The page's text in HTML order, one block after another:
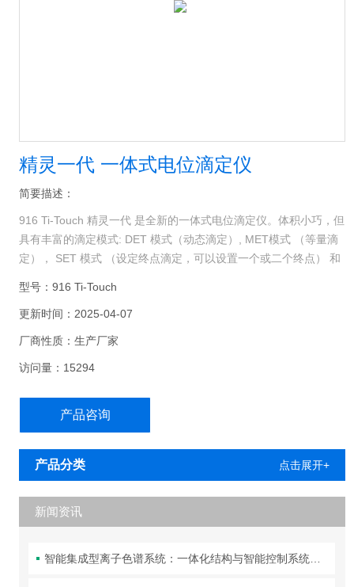
精灵一代 一体式电位滴定仪
简要描述：
916 Ti-Touch 精灵一代 是全新的一体式电位滴定仪。体积小巧，但
具有丰富的滴定模式: DET 模式（动态滴定）, MET模式 （等量滴
定）， SET 模式 （设定终点滴定，可以设置一个或二个终点） 和
型号：916 Ti-Touch
更新时间：2025-04-07
厂商性质：生产厂家
访问量：15294
产品咨询
产品分类 点击展开+
新闻资讯
智能集成型离子色谱系统：一体化结构与智能控制系统全解析